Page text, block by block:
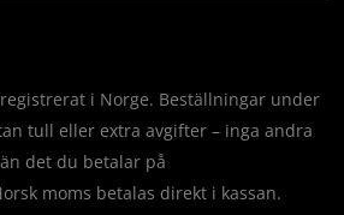
registrerat i Norge. Beställningar under
tull eller extra avgifter – inga andra
det du betalar på
moms betalas direkt i kassan.